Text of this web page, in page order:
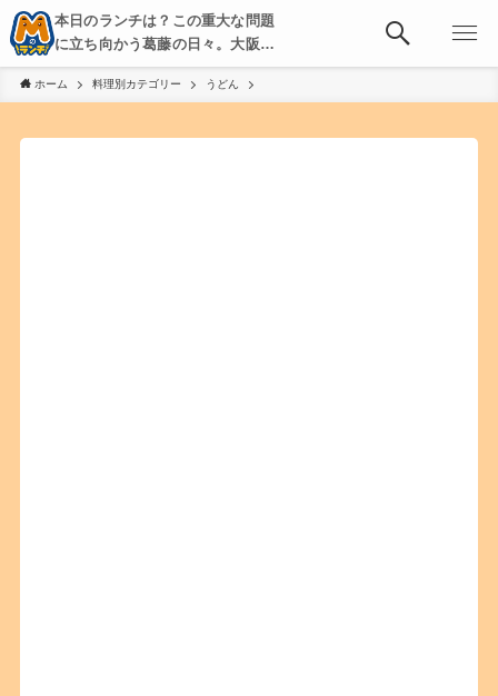
本日のランチは？この重大な問題
に立ち向かう葛藤の日々。大阪・
京都・神戸を中心とした食べ歩
き、飲み歩きを綴る。
ホーム 料理別カテゴリー うどん